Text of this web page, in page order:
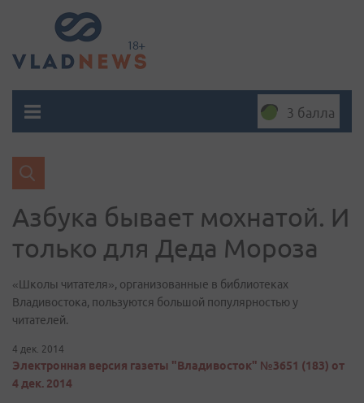
3 балла
Азбука бывает мохнатой. И
только для Деда Мороза
«Школы читателя», организованные в библиотеках
Владивостока, пользуются большой популярностью у
читателей.
4 дек. 2014
Электронная версия газеты "Владивосток" №3651 (183) от
4 дек. 2014